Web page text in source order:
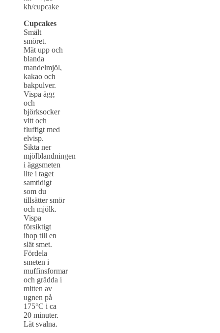
kh/cupcake
Cupcakes
Smält
smöret.
Mät upp och
blanda
mandelmjöl,
kakao och
bakpulver.
Vispa ägg
och
björksocker
vitt och
fluffigt med
elvisp.
Sikta ner
mjölblandningen
i äggsmeten
lite i taget
samtidigt
som du
tillsätter smör
och mjölk.
Vispa
försiktigt
ihop till en
slät smet.
Fördela
smeten i
muffinsformar
och grädda i
mitten av
ugnen på
175°C i ca
20 minuter.
Låt svalna.